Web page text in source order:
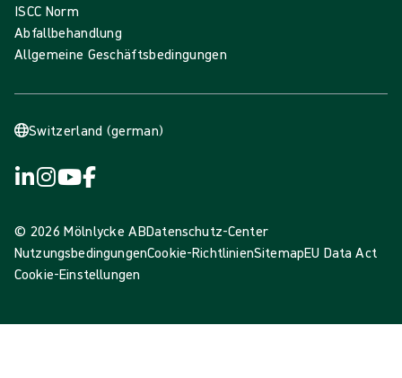
ISCC Norm
Abfallbehandlung
Allgemeine Geschäftsbedingungen
Switzerland (german)
© 2026 Mölnlycke ABDatenschutz-Center
NutzungsbedingungenCookie-RichtlinienSitemapEU Data Act
Cookie-Einstellungen